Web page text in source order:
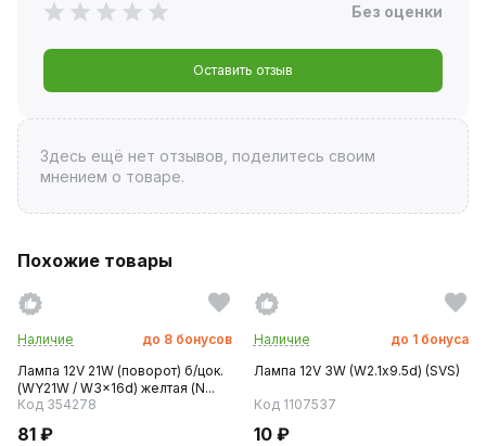
Без оценки
Оставить отзыв
Здесь ещё нет отзывов, поделитесь своим
мнением о товаре.
Похожие товары
Наличие до 8 бонусов
Лампа 12V 21W (поворот) б/цок.
(WY21W / W3x16d) желтая (N...
Код 354278
81 ₽
Наличие до 1 бонуса
Лампа 12V 3W (W2.1х9.5d) (SVS)
Код 1107537
10 ₽